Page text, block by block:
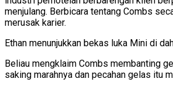
menjulang. Berbicara tentang Combs
merusak karier.
Ethan menunjukkan bekas luka Mini di
Beliau mengklaim Combs membanting
saking marahnya dan pecahan gelas itu